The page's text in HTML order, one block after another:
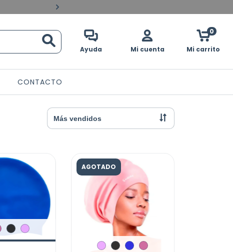
Ayuda Mi cuenta Mi carrito
0
CONTACTO
AGOTADO